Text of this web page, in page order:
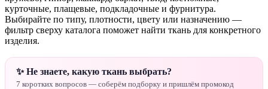
курточные, плащевые, подкладочные и фурнитура.
Выбирайте по типу, плотности, цвету или назначению —
фильтр сверху каталога поможет найти ткань для конкретного
изделия.
✨ Не знаете, какую ткань выбрать?
7 коротких вопросов — соберём подборку и пришлём промокод